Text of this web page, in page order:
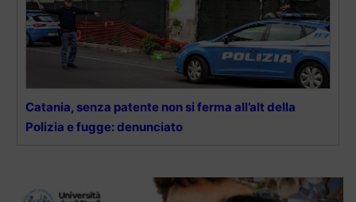
Catania, senza patente non si ferma all’alt della
Polizia e fugge: denunciato